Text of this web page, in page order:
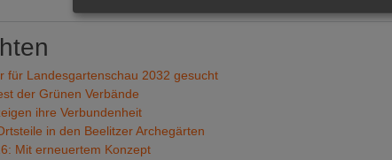
für Landesgartenschau 2032 gesucht
der Grünen Verbände
ihre Verbundenheit
in den Beelitzer Archegärten
Mit erneuertem Konzept